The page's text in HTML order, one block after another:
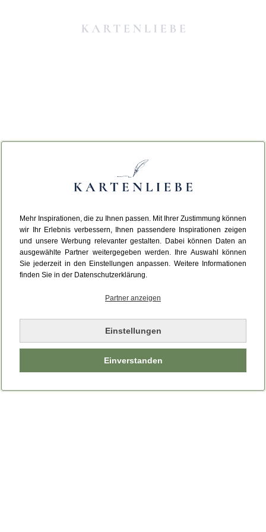
Mehr Inspirationen, die zu Ihnen passen. Mit Ihrer Zustimmung können
wir Ihr Erlebnis verbessern, Ihnen passendere Inspirationen zeigen
und unsere Werbung relevanter gestalten. Dabei können Daten an
ausgewählte Partner weitergegeben werden. Ihre Auswahl können
Sie jederzeit in den Einstellungen anpassen. Weitere Informationen
finden Sie in der Datenschutzerklärung.
Partner anzeigen
Einstellungen
Einverstanden
Da ist etwas schiefgelaufen.
Leider ist ein technischer Fehler aufgetreten.
Bitte laden Sie die Seite neu.